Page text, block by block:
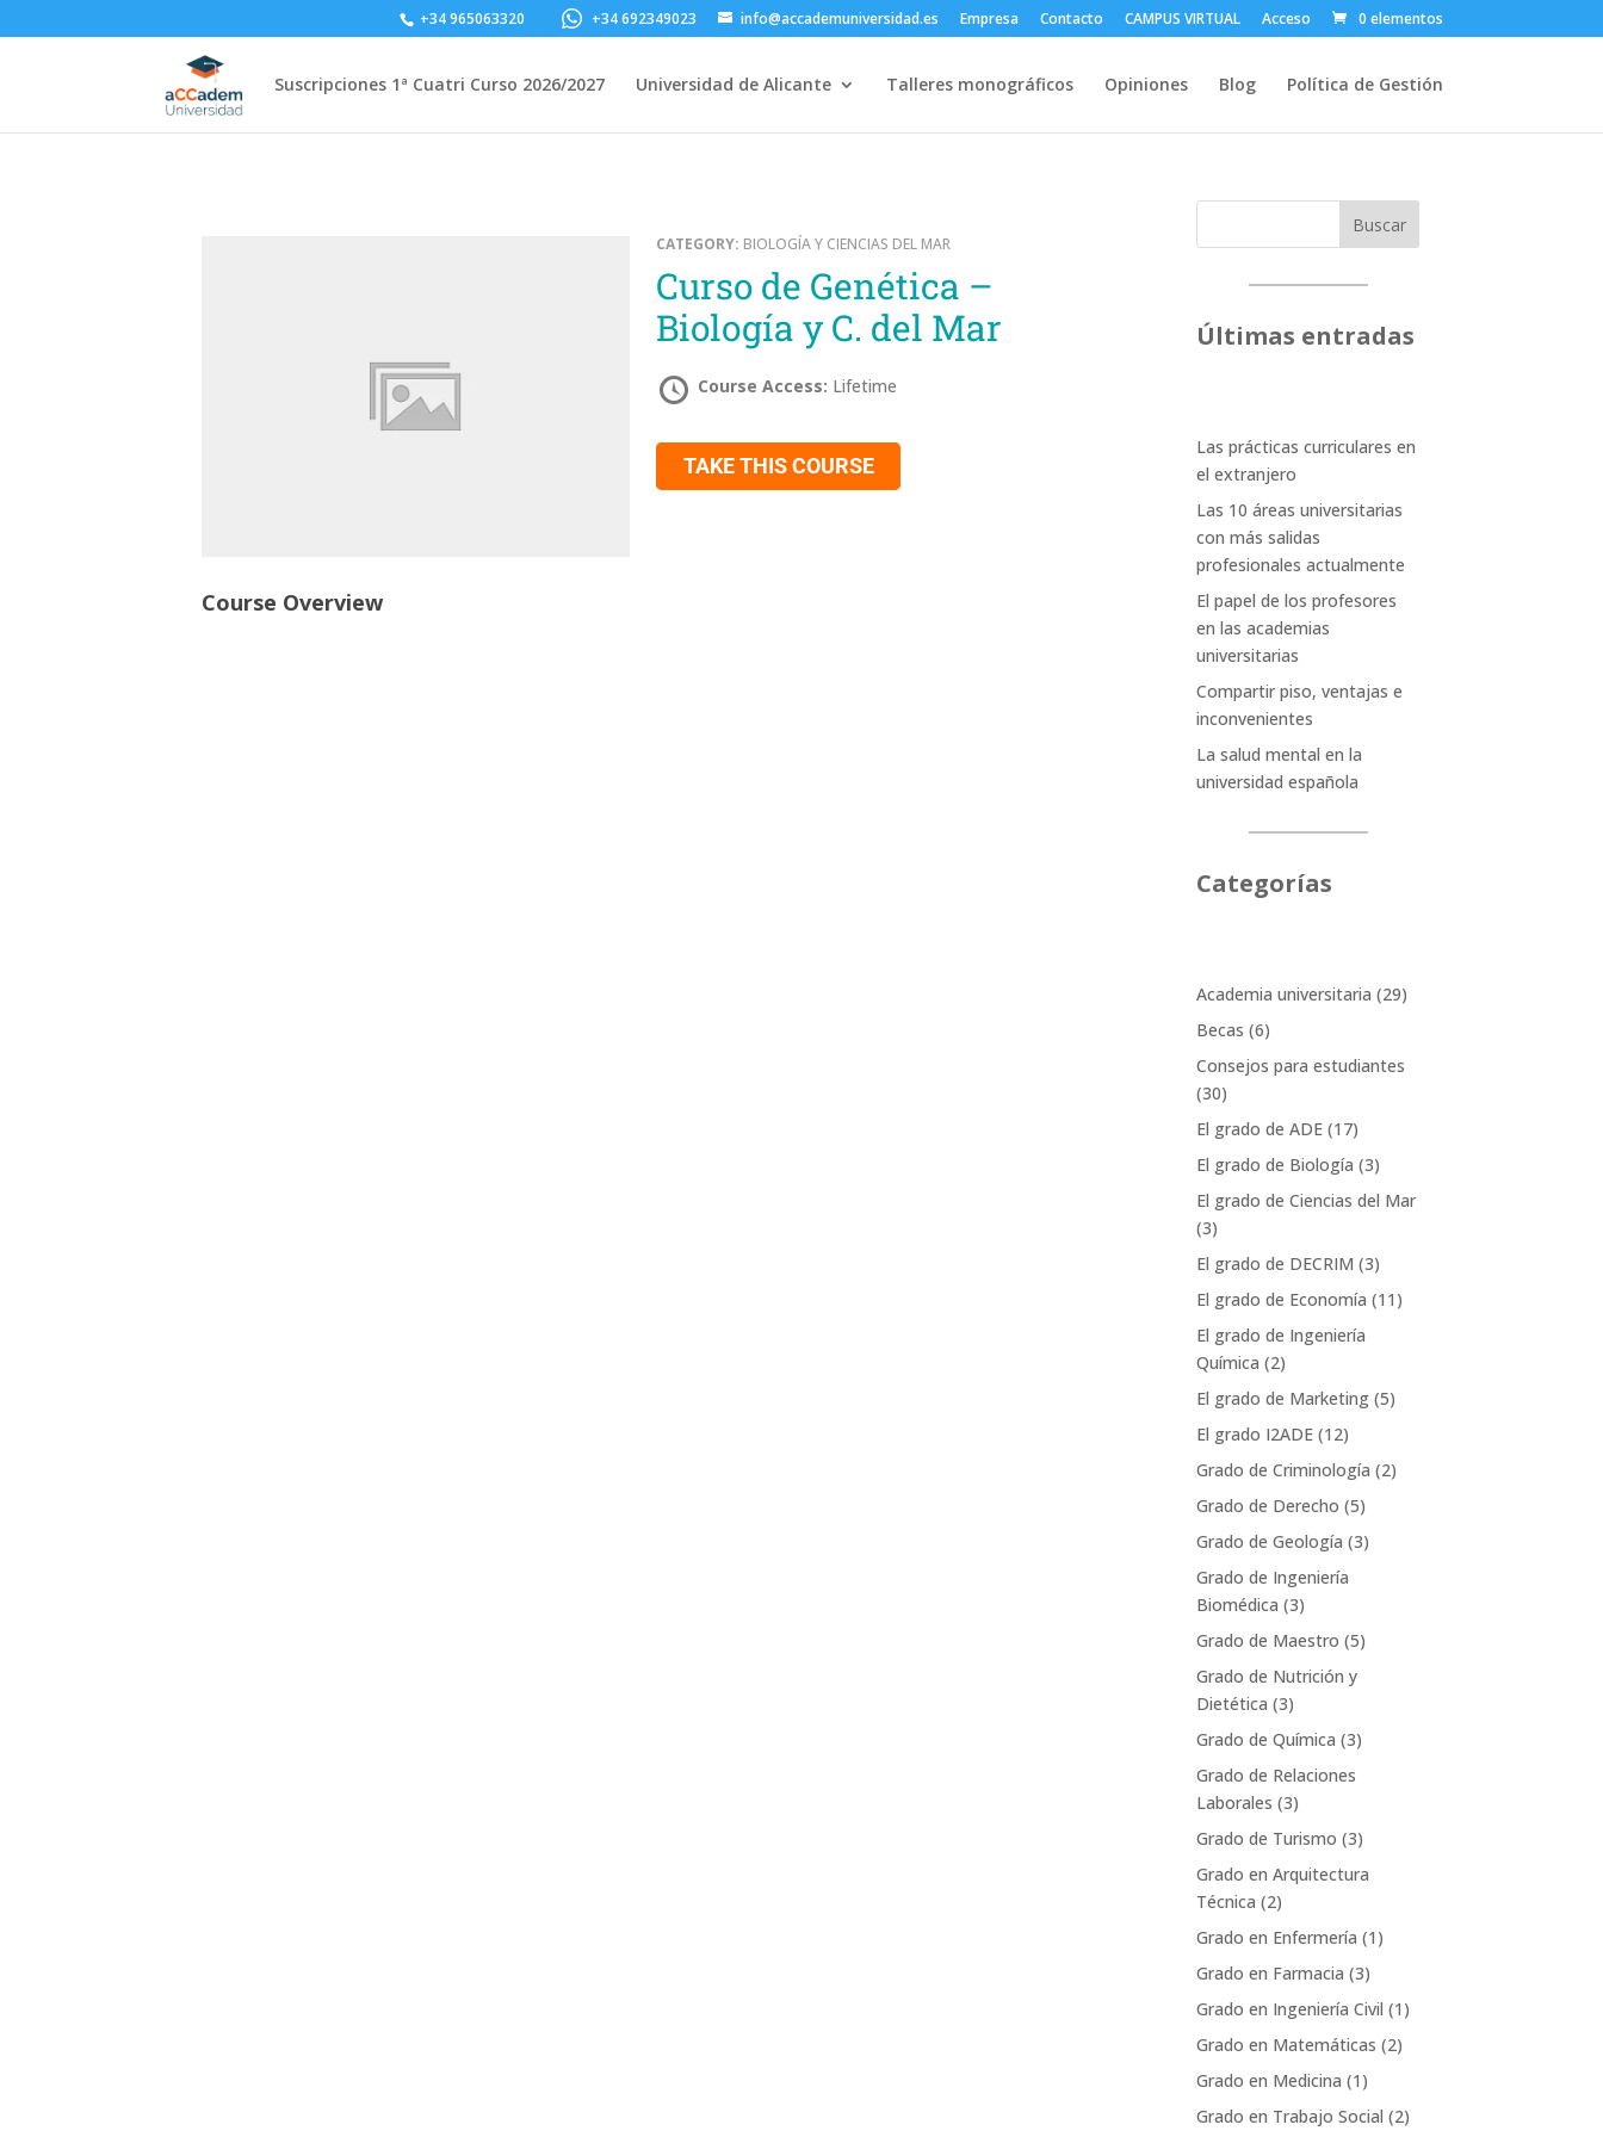
+34 965063320 +34 692349023 info@accademuniversidad.es Empresa Contacto CAMPUS VIRTUAL Acceso 0 elementos
Suscripciones 1ª Cuatri Curso 2026/2027 Universidad de Alicante Talleres monográficos Opiniones Blog Política de Gestión
CATEGORY: BIOLOGÍA Y CIENCIAS DEL MAR
Curso de Genética –
Biología y C. del Mar
Course Access: Lifetime
TAKE THIS COURSE
Course Overview
Buscar
Últimas entradas
Las prácticas curriculares en
el extranjero
Las 10 áreas universitarias
con más salidas
profesionales actualmente
El papel de los profesores
en las academias
universitarias
Compartir piso, ventajas e
inconvenientes
La salud mental en la
universidad española
Categorías
Academia universitaria (29)
Becas (6)
Consejos para estudiantes
(30)
El grado de ADE (17)
El grado de Biología (3)
El grado de Ciencias del Mar
(3)
El grado de DECRIM (3)
El grado de Economía (11)
El grado de Ingeniería
Química (2)
El grado de Marketing (5)
El grado I2ADE (12)
Grado de Criminología (2)
Grado de Derecho (5)
Grado de Geología (3)
Grado de Ingeniería
Biomédica (3)
Grado de Maestro (5)
Grado de Nutrición y
Dietética (3)
Grado de Química (3)
Grado de Relaciones
Laborales (3)
Grado de Turismo (3)
Grado en Arquitectura
Técnica (2)
Grado en Enfermería (1)
Grado en Farmacia (3)
Grado en Ingeniería Civil (1)
Grado en Matemáticas (2)
Grado en Medicina (1)
Grado en Trabajo Social (2)